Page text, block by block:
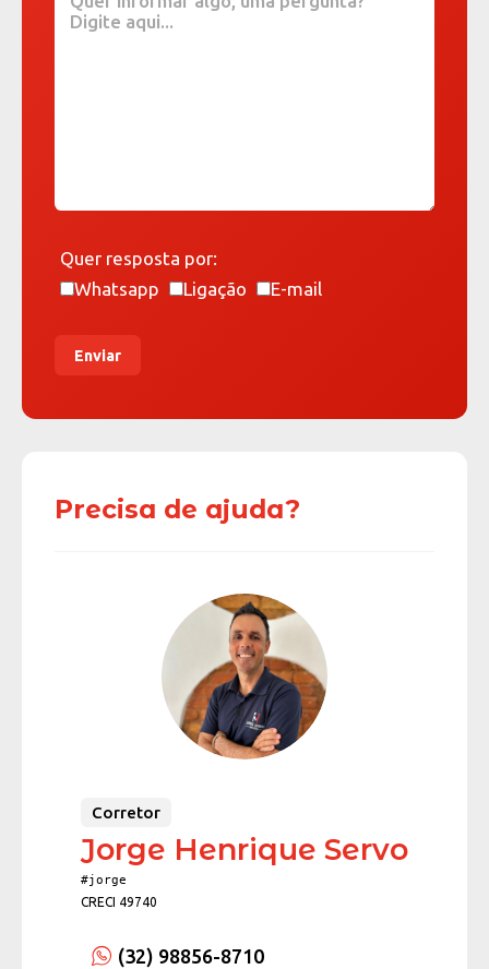
Quer resposta por:
Whatsapp
Ligação E-mail
Enviar
Precisa de ajuda?
Corretor
Jorge Henrique Servo
#jorge
CRECI 49740
(32) 98856-8710